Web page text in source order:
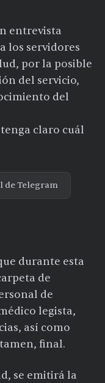
entrevista
los servidores
por la posible
del servicio,
del
claro cuál
de Telegram
durante esta
de
de
legista,
así como
final.
se emitirá la